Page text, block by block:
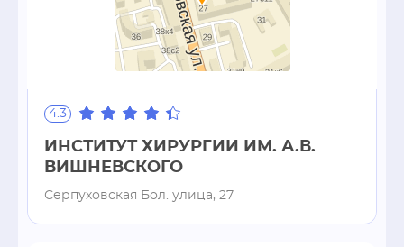
4.3
ИНСТИТУТ ХИРУРГИИ ИМ. А.В.
ВИШНЕВСКОГО
Серпуховская Бол. улица, 27